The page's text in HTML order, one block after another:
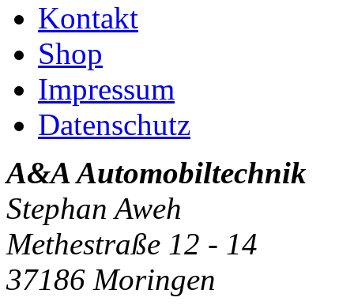
Kontakt
Shop
Impressum
Datenschutz
A&A Automobiltechnik
Stephan Aweh
Methestraße 12 - 14
37186 Moringen